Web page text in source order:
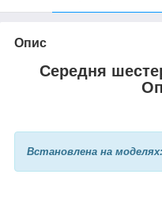
Опис
Середня
Встановлена на моделях: